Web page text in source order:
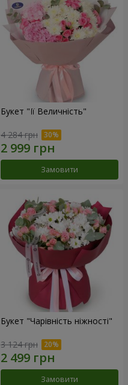
Букет "Її Величність"
4 284 грн
Замовити
Букет "Чарівність ніжності"
3 124 грн
Замовити